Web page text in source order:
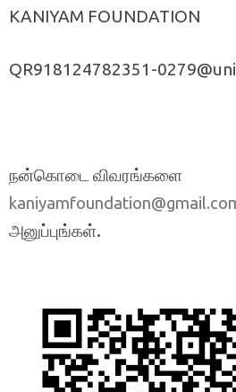
KANIYAM FOUNDATION
QR918124782351-
நன்கொடை விவரங்களை
அனுப்புங்கள்.